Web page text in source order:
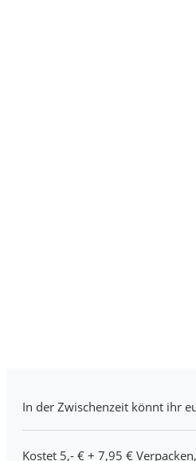
In der Zwischenzeit könnt ihr
Kostet 5,- € + 7,95 €